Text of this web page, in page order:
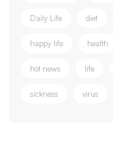
Daily Life diet
happy life health
hot news life
sickness virus